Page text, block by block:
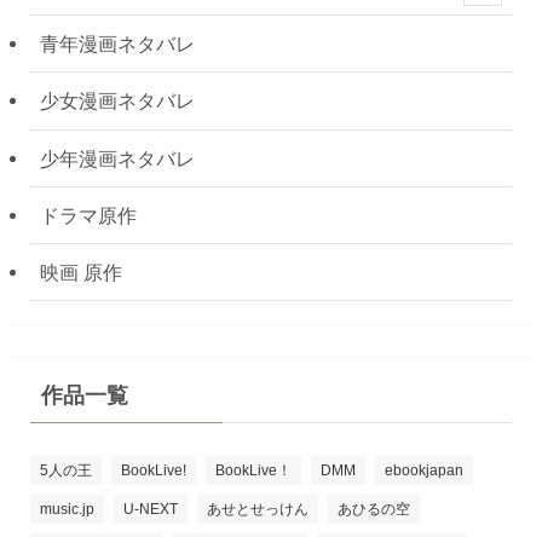
青年漫画ネタバレ
少女漫画ネタバレ
少年漫画ネタバレ
ドラマ原作
映画 原作
作品一覧
5人の王 BookLive! BookLive！ DMM ebookjapan
music.jp U-NEXT あせとせっけん あひるの空